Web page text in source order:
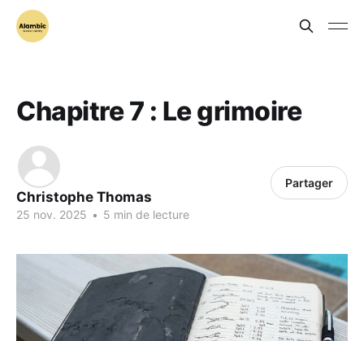
Chapitre 7 : Le grimoire
Christophe Thomas
25 nov. 2025 • 5 min de lecture
Partager